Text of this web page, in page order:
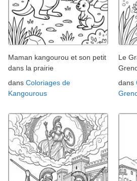
Maman kangourou et son petit
dans la prairie
dans Coloriages de
Kangourous
Le
dans